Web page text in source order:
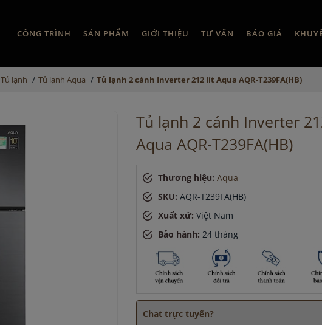
CÔNG TRÌNH SẢN PHẨM GIỚI THIỆU TƯ VẤN BÁO GIÁ
Tủ lạnh / Tủ lạnh Aqua / Tủ lạnh 2 cánh Inverter 212 lít Aqua AQR-T239FA(HB)
Tủ lạnh 2 cánh Inverter
Aqua AQR-T239FA(HB)
Thương hiệu: Aqua
SKU: AQR-T239FA(HB)
Xuất xứ: Việt Nam
Bảo hành: 24 tháng
Chat trực tuyến?